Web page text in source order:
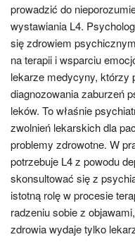
prowadzić do
wystawiania L4.
się zdrowiem
na terapii i wsparciu
lekarze medycyny, którzy
diagnozowania zaburzeń
leków. To właśnie
zwolnień lekarskich dla
problemy zdrowotne. W
potrzebuje L4 z powodu
skonsultować się z
istotną rolę w procesie
radzeniu sobie z
zdrowia wydaje tylko